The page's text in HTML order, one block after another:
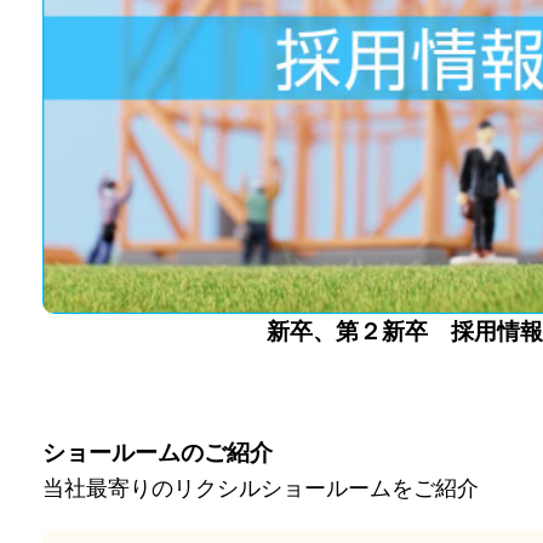
新卒、第２新卒 採用情報
ショールームのご紹介
当社最寄りのリクシルショールームをご紹介